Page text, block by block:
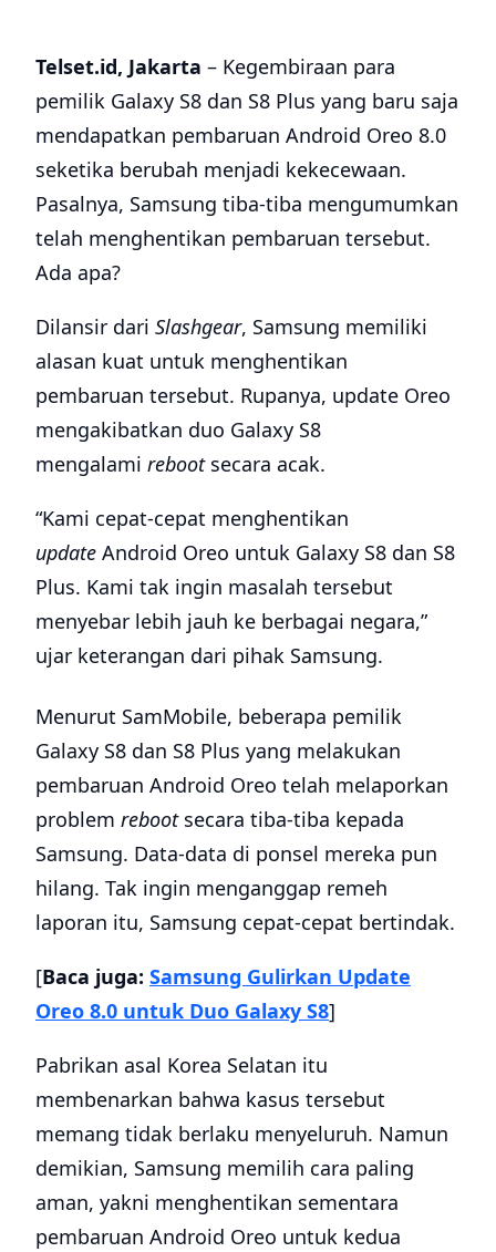
Telset.id, Jakarta – Kegembiraan para
pemilik Galaxy S8 dan S8 Plus yang baru saja
mendapatkan pembaruan Android Oreo 8.0
seketika berubah menjadi kekecewaan.
Pasalnya, Samsung tiba-tiba mengumumkan
telah menghentikan pembaruan tersebut.
Ada apa?
Dilansir dari Slashgear, Samsung memiliki
alasan kuat untuk menghentikan
pembaruan tersebut. Rupanya, update Oreo
mengakibatkan duo Galaxy S8
mengalami rebootsecara acak.
“Kami cepat-cepat menghentikan
update Android Oreo untuk Galaxy S8 dan S8
Plus. Kami tak ingin masalah tersebut
menyebar lebih jauh ke berbagai negara,”
ujar keterangan dari pihak Samsung.
Menurut SamMobile, beberapa pemilik
Galaxy S8 dan S8 Plus yang melakukan
pembaruan Android Oreo telah melaporkan
problem reboot secara tiba-tiba kepada
Samsung. Data-data di ponsel mereka pun
hilang. Tak ingin menganggap remeh
laporan itu, Samsung cepat-cepat bertindak.
[Baca juga: Samsung Gulirkan Update
Oreo 8.0 untuk Duo Galaxy S8]
Pabrikan asal Korea Selatan itu
membenarkan bahwa kasus tersebut
memang tidak berlaku menyeluruh. Namun
demikian, Samsung memilih cara paling
aman, yakni menghentikan sementara
pembaruan Android Oreo untuk kedua